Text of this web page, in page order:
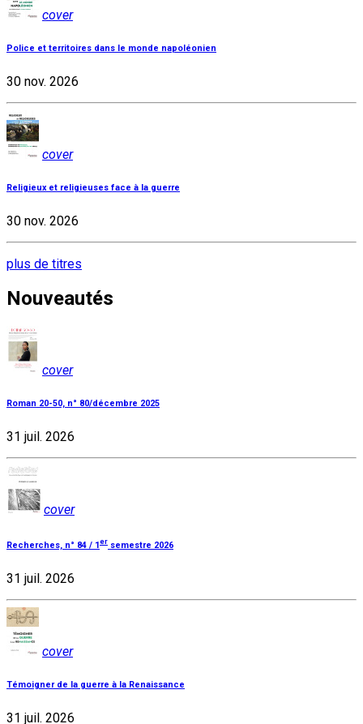
cover
Police et territoires dans le monde napoléonien
30 nov. 2026
cover
Religieux et religieuses face à la guerre
30 nov. 2026
plus de titres
Nouveautés
cover
Roman 20-50, n° 80/décembre 2025
31 juil. 2026
cover
Recherches, n° 84 / 1er semestre 2026
31 juil. 2026
cover
Témoigner de la guerre à la Renaissance
31 juil. 2026